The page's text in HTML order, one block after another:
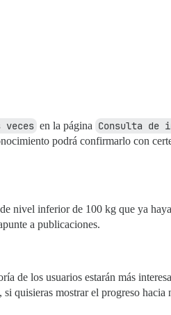
veces en la página Consulta de
podrá confirmarlo con
nivel inferior de 100 kg que ya
a publicaciones.
de los usuarios estarán más
quisieras mostrar el progreso